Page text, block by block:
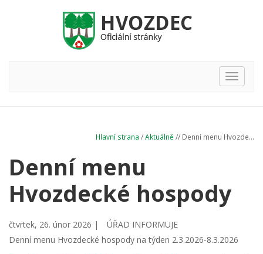
Hlavní
nabídka
Hlavní strana /Aktuálně // Denní menu Hvozde...
Denní menu
Hvozdecké hospody
čtvrtek, 26. únor 2026 |
ÚŘAD INFORMUJE
Denní menu Hvozdecké hospody na týden 2.3.2026-8.3.2026